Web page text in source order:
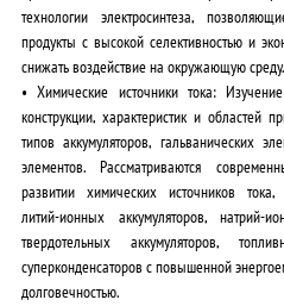
технологии электросинтеза,
продукты с высокой селективностью и
снижать воздействие на окружающую среду.
•Химические источники тока:
конструкции, характеристик и областей
типов аккумуляторов, гальванических
элементов.Рассматриваются
развитии химических источников
литий-ионных аккумуляторов, натрий-
твердотельных аккумуляторов,
суперконденсаторов с повышенной
долговечностью.